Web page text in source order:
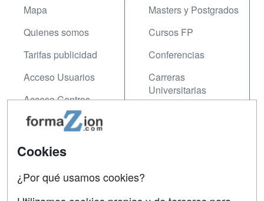
Mapa
Quienes somos
Tarifas publicidad
Acceso Usuarios
Acceso Centros
Masters y Postgrados
Cursos FP
Conferencias
Carreras
Universitarias
Contactar
Cookies
¿Por qué usamos cookies?